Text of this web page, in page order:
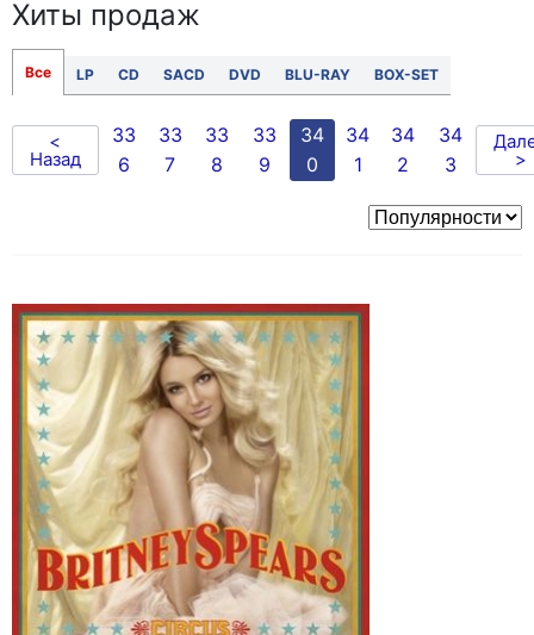
Хиты продаж
Все LP CD SACD DVD BLU-RAY BOX-SET
<
Назад
33
6
33
7
33
8
33
9
34
0
34
1
34
2
34
3
>